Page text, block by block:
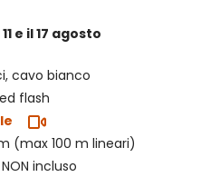
e il 17 agosto
cavo bianco
flash
(max 100 m lineari)
incluso